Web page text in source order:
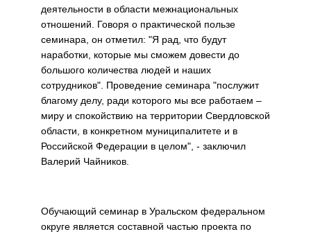
деятельности в области межнациональных
отношений. Говоря о практической пользе
семинара, он отметил: "Я рад, что будут
наработки, которые мы сможем довести до
большого количества людей и наших
сотрудников". Проведение семинара "послужит
благому делу, ради которого мы все работаем –
миру и спокойствию на территории Свердловской
области, в конкретном муниципалитете и в
Российской Федерации в целом", - заключил
Валерий Чайников.
Обучающий семинар в Уральском федеральном
округе является составной частью проекта по